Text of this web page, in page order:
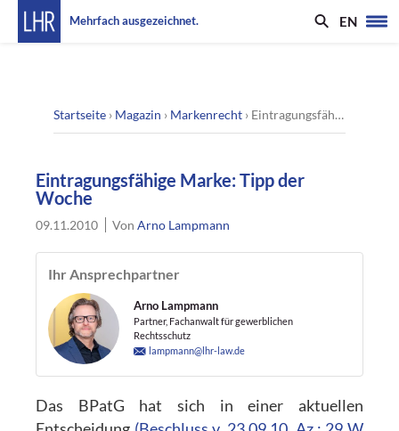
Mehrfach ausgezeichnet. EN
Startseite › Magazin › Markenrecht › Eintragungsfähige Marke: Tipp der Woche
Eintragungsfähige Marke: Tipp der
Woche
09.11.2010 VonArno Lampmann
Ihr Ansprechpartner
Arno Lampmann
Partner, Fachanwalt für gewerblichen
Rechtsschutz
lampmann@lhr-law.de
Das BPatG hat sich in einer aktuellen